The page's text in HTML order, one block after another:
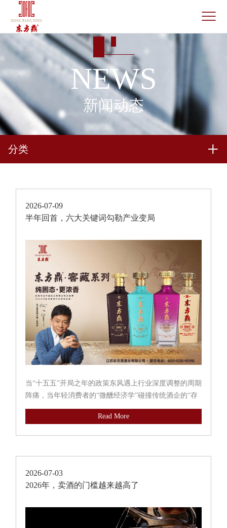
NEWS
新闻动态
分类
2026-07-09
半年回首，六大关键词勾勒产业变局
当“十五五”开局之年的政策东风遇上行业深度调整的周期
阵痛，当年轻消费者的“微醺经济学”碰撞传统酒企的“存
量保卫战”，当即时零售的分钟级配送改写渠道逻辑——
上半年酒业市场的每一个切面，都在诉说着同一个命
Read More
2026-07-03
2026年，卖酒的门槛越来越高了